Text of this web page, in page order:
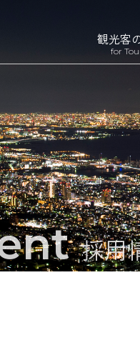
観光客
for
採用